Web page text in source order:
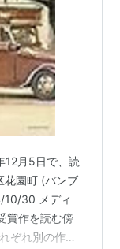
12月5日で、読
花園町 (バンブ
10/30 メディ
賞作を読む傍
ぞれ別の作品